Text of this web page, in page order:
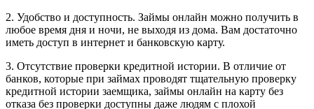
2. Удобство и доступность. Займы онлайн можно получить в
любое время дня и ночи, не выходя из дома. Вам достаточно
иметь доступ в интернет и банковскую карту.
3. Отсутствие проверки кредитной истории. В отличие от
банков, которые при займах проводят тщательную проверку
кредитной истории заемщика, займы онлайн на карту без
отказа без проверки доступны даже людям с плохой